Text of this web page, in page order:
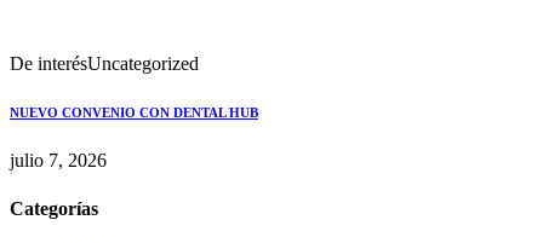
De interésUncategorized
NUEVO CONVENIO CON DENTAL HUB
julio 7, 2026
Categorías